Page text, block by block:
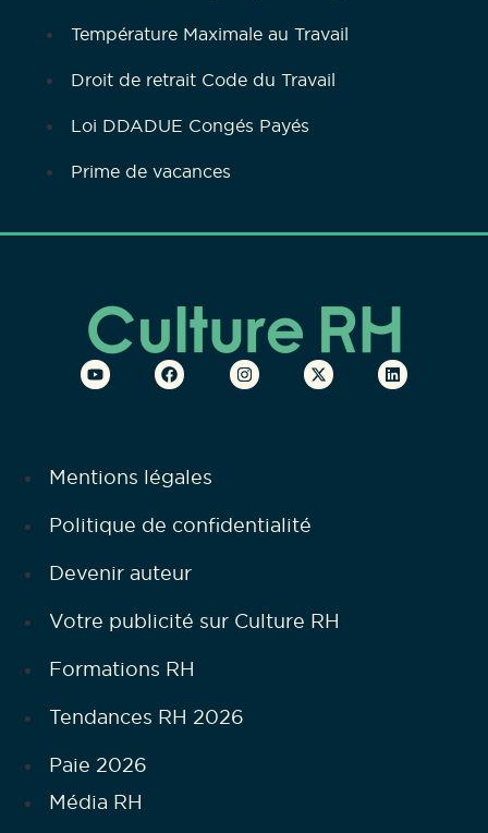
Température Maximale au Travail
Droit de retrait Code du Travail
Loi DDADUE Congés Payés
Prime de vacances
Mentions légales
Politique de confidentialité
Devenir auteur
Votre publicité sur Culture RH
Formations RH
Tendances RH 2026
Paie 2026
Média RH